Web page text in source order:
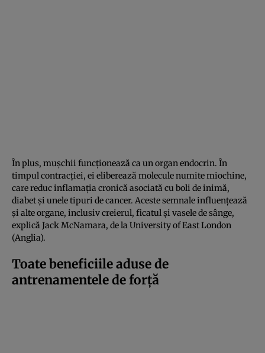
În plus, mușchii funcționează ca un organ endocrin. În
timpul contracției, ei eliberează molecule numite miochine,
care reduc inflamația cronică asociată cu boli de inimă,
diabet și unele tipuri de cancer. Aceste semnale influențează
și alte organe, inclusiv creierul, ficatul și vasele de sânge,
explică Jack McNamara, de la University of East London
(Anglia).
Toate beneficiile aduse de
antrenamentele de forță